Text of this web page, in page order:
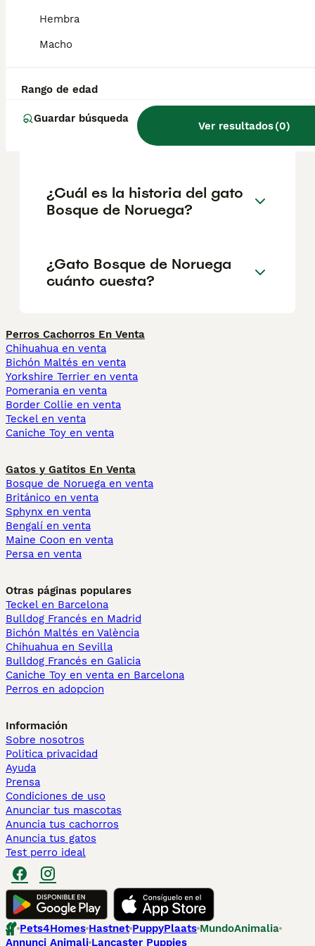
Hembra
Macho
Rango de edad
Guardar búsqueda
Ver resultados(0)
criadores responsables que garanticen la
Informarse bien y comparar opciones antes
¿Cómo son los gatos en el
bosque de Noruega?
¿Cuál es la historia del gato
Bosque de Noruega?
¿Gato Bosque de Noruega
cuánto cuesta?
Perros Cachorros En Venta
Chihuahua en venta
Bichón Maltés en venta
Yorkshire Terrier en venta
Pomerania en venta
Border Collie en venta
Teckel en venta
Caniche Toy en venta
Gatos y Gatitos En Venta
Bosque de Noruega en venta
Británico en venta
Sphynx en venta
Bengalí en venta
Maine Coon en venta
Persa en venta
Otras páginas populares
Teckel en Barcelona
Bulldog Francés en Madrid
Bichón Maltés en València
Chihuahua en Sevilla
Bulldog Francés en Galicia
Caniche Toy en venta en Barcelona
Perros en adopcion
Información
Sobre nosotros
Politica privacidad
Ayuda
Prensa
Condiciones de uso
Anunciar tus mascotas
Anuncia tus cachorros
Anuncia tus gatos
Test perro ideal
Pets4Homes Hastnet PuppyPlaats MundoAnimalia
Annunci Animali Lancaster Puppies